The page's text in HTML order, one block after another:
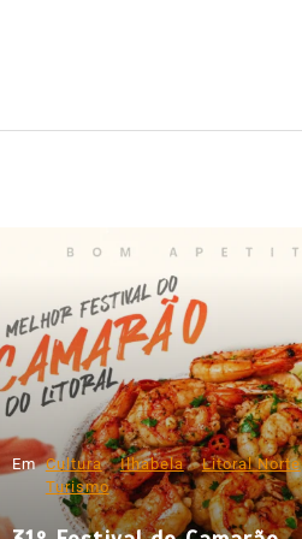
Em Cultura Ilhabela
Litoral Norte
Turismo